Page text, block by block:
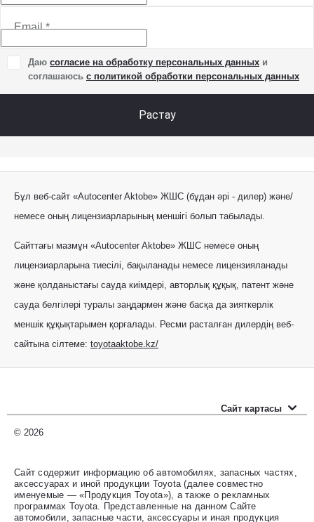
Email*
Даю согласие на обработку персональных данных и
соглашаюсь с политикой обработки персональных данных
Растау
Бұл веб-сайт «Autocenter Aktobe» ЖШС (бұдан әрі - дилер) және/
немесе оның лицензиарларының меншігі болып табылады.
Сайттағы мазмұн «Autocenter Aktobe» ЖШС немесе оның
лицензиарларына тиесілі, бақыланады немесе лицензияланады
және қолданыстағы сауда киімдері, авторлық құқық, патент және
сауда белгілері туралы заңдармен және басқа да зияткерлік
меншік құқықтарымен қорғалады. Ресми расталған дилердің веб-
сайтына сілтеме: toyotaaktobe.kz/
Сайт картасы
Новые автомобили
Автомобили с пробегом
Оценить свой авто
© 2026
Сайт содержит информацию об автомобилях, запасных частях,
аксессуарах и иной продукции Toyota (далее совместно
именуемые — «Продукция Toyota»), а также о рекламных
программах Toyota. Представленные на данном Сайте
автомобили, запасные части, аксессуары и иная продукция